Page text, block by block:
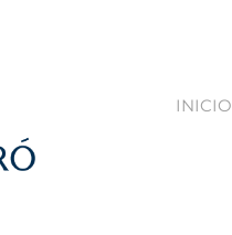
INICIO